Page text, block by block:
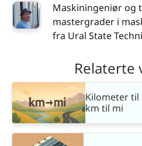
Maskiningeniør og
mastergrader i
fra Ural State
Relaterte
Kilometer
km til mi